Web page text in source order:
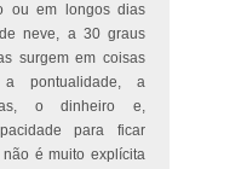
ou em longos dias
neve, a 30 graus
surgem em coisas
pontualidade, a
o dinheiro e,
para ficar
não é muito explícita